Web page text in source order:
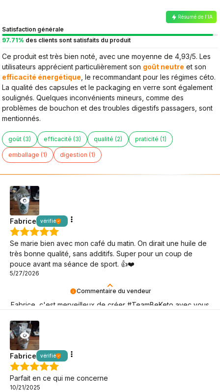
Résumé de l’IA
Satisfaction générale
97.71% des clients sont satisfaits du produit
Ce produit est très bien noté, avec une moyenne de 4,93/5. Les
utilisateurs apprécient particulièrement son goût neutre et son
efficacité énergétique , le recommandant pour les régimes céto.
La qualité des capsules et le packaging en verre sont également
soulignés. Quelques inconvénients mineurs, comme des
problèmes de bouchon et des troubles digestifs passagers, sont
mentionnés.
goût (3) efficacité (3) qualité (2) praticité (1)
emballage (1) digestion (1)
Commentaire du vendeur
Fabrice, c'est merveilleux de créer #TeamBeKeto avec vous
Fabrice vérifié
Se marie bien avec mon café du matin. On dirait une huile de
très bonne qualité, sans additifs. Super pour un coup de
pouce avant ma séance de sport. 👍️❤️
5/27/2026
Fabrice vérifié
Parfait en ce qui me concerne
10/21/2025